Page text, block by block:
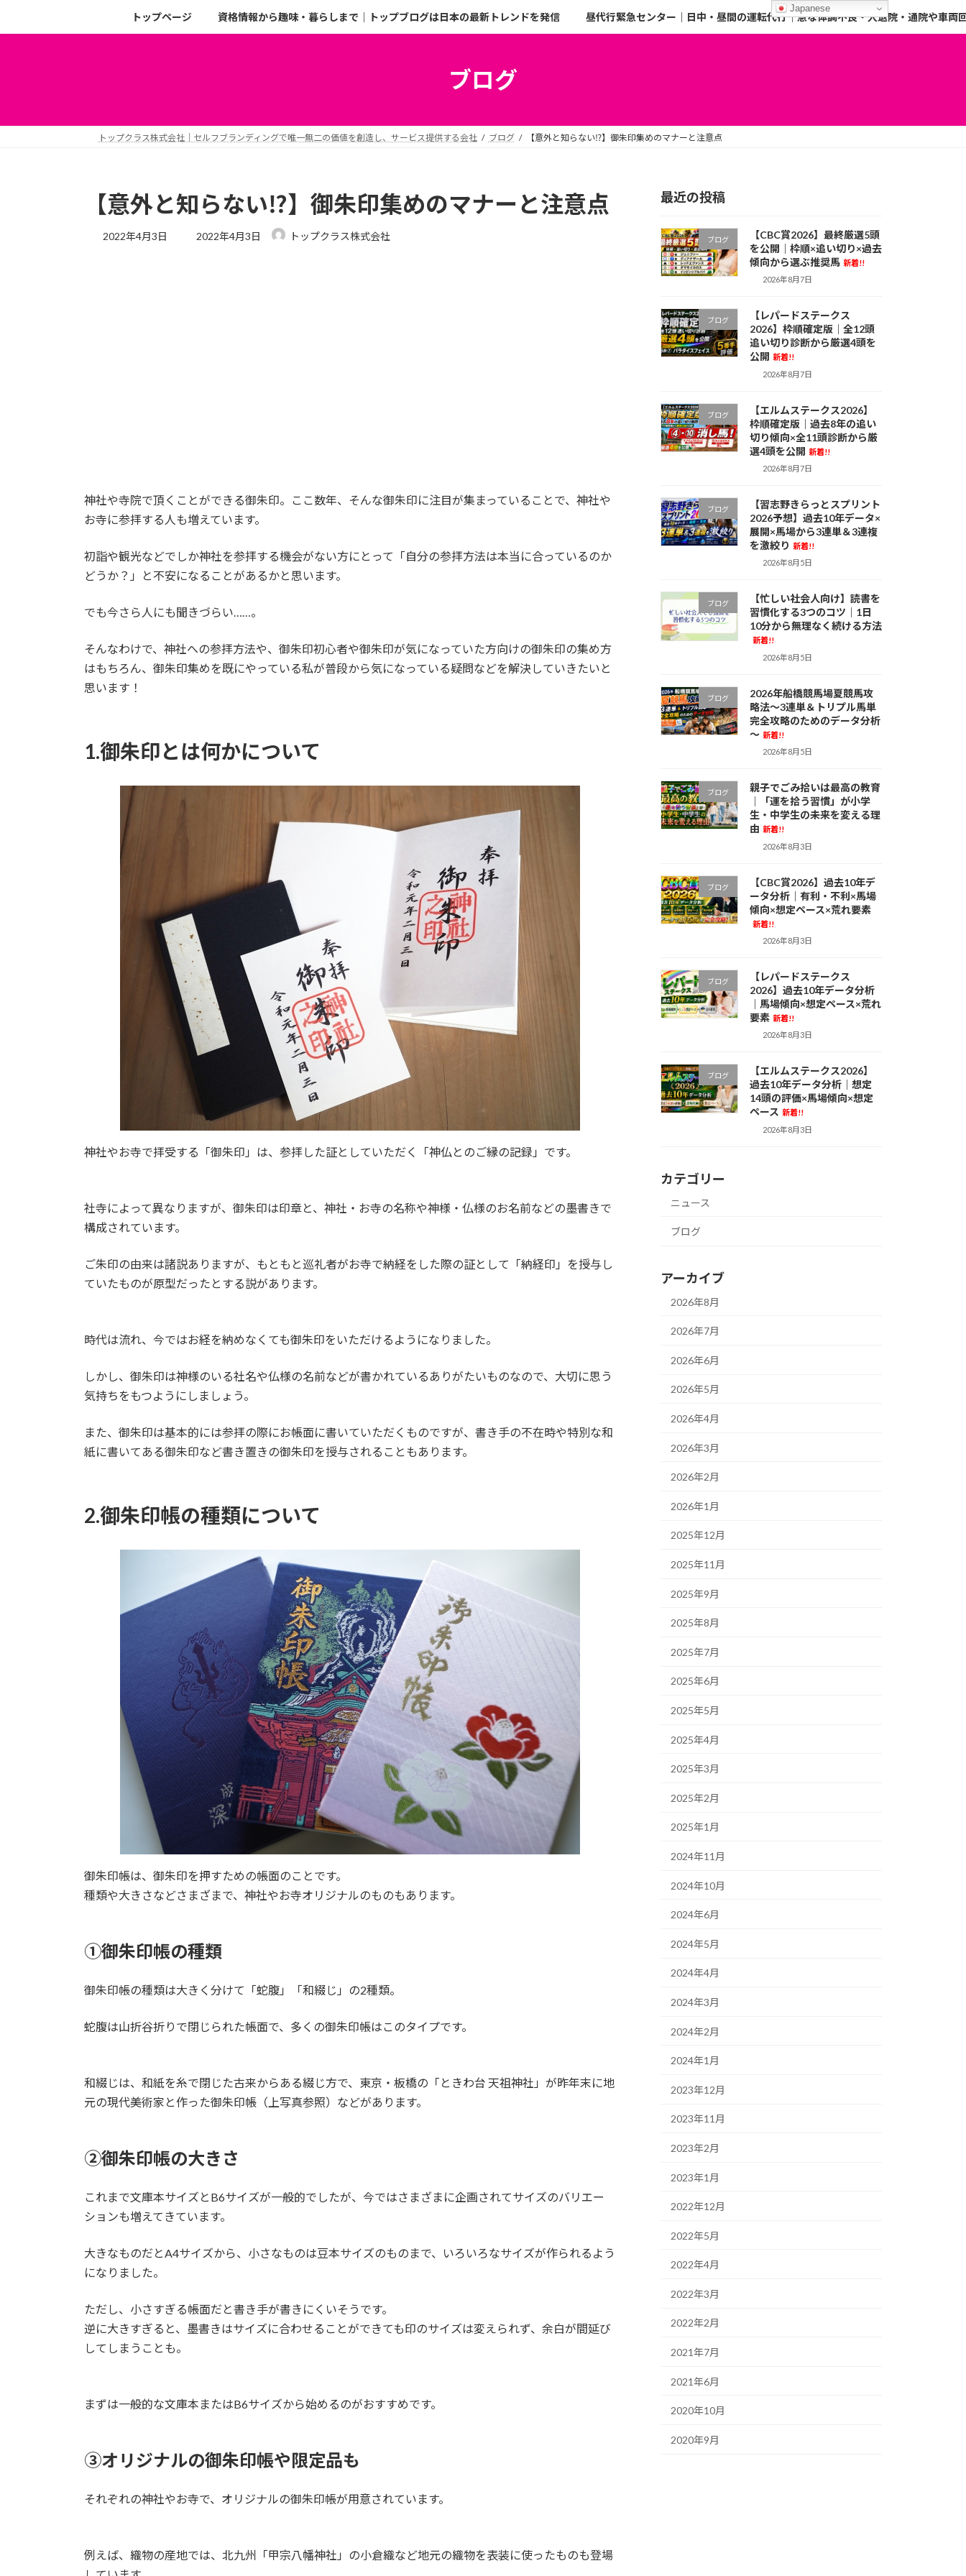
トップページ 資格情報から趣味・暮らしまで｜トップブログは日本の最新トレンドを発信 昼代行緊急センター｜日中・昼間の運転代行｜急な体調不良・入退院・通院や車両
ブログ
トップクラス株式会社｜セルフブランディングで唯一無二の価値を創造し、サービス提供する会社 ブログ 【意外と知らない⁉︎】御朱印集めのマナーと注意点
【意外と知らない⁉︎】御朱印集めのマナーと注意点
2022年4月3日 2022年4月3日 トップクラス株式会社
神社や寺院で頂くことができる御朱印。ここ数年、そんな御朱印に注目が集まっていることで、神社や
お寺に参拝する人も増えています。
初詣や観光などでしか神社を参拝する機会がない方にとって「自分の参拝方法は本当に合っているのか
どうか？」と不安になることがあるかと思います。
でも今さら人にも聞きづらい……。
そんなわけで、神社への参拝方法や、御朱印初心者や御朱印が気になっていた方向けの御朱印の集め方
はもちろん、御朱印集めを既にやっている私が普段から気になっている疑問などを解決していきたいと
思います！
1.御朱印とは何かについて
神社やお寺で拝受する「御朱印」は、参拝した証としていただく「神仏とのご縁の記録」です。
社寺によって異なりますが、御朱印は印章と、神社・お寺の名称や神様・仏様のお名前などの墨書きで
構成されています。
ご朱印の由来は諸説ありますが、もともと巡礼者がお寺で納経をした際の証として「納経印」を授与し
ていたものが原型だったとする説があります。
時代は流れ、今ではお経を納めなくても御朱印をいただけるようになりました。
しかし、御朱印は神様のいる社名や仏様の名前などが書かれているありがたいものなので、大切に思う
気持ちをもつようにしましょう。
また、御朱印は基本的には参拝の際にお帳面に書いていただくものですが、書き手の不在時や特別な和
紙に書いてある御朱印など書き置きの御朱印を授与されることもあります。
2.御朱印帳の種類について
御朱印帳は、御朱印を押すための帳面のことです。
種類や大きさなどさまざまで、神社やお寺オリジナルのものもあります。
①御朱印帳の種類
御朱印帳の種類は大きく分けて「蛇腹」「和綴じ」の2種類。
蛇腹は山折谷折りで閉じられた帳面で、多くの御朱印帳はこのタイプです。
和綴じは、和紙を糸で閉じた古来からある綴じ方で、東京・板橋の「ときわ台 天祖神社」が昨年末に地
元の現代美術家と作った御朱印帳（上写真参照）などがあります。
②御朱印帳の大きさ
これまで文庫本サイズとB6サイズが一般的でしたが、今ではさまざまに企画されてサイズのバリエー
ションも増えてきています。
大きなものだとA4サイズから、小さなものは豆本サイズのものまで、いろいろなサイズが作られるよう
になりました。
ただし、小さすぎる帳面だと書き手が書きにくいそうです。
逆に大きすぎると、墨書きはサイズに合わせることができても印のサイズは変えられず、余白が間延び
してしまうことも。
まずは一般的な文庫本またはB6サイズから始めるのがおすすめです。
③オリジナルの御朱印帳や限定品も
それぞれの神社やお寺で、オリジナルの御朱印帳が用意されています。
例えば、織物の産地では、北九州「甲宗八幡神社」の小倉織など地元の織物を表装に使ったものも登場
最近の投稿
ブログ
【CBC賞2026】最終厳選5頭
を公開｜枠順×追い切り×過去
傾向から選ぶ推奨馬 新着!!
2026年8月7日
ブログ
【レパードステークス
2026】枠順確定版｜全12頭
追い切り診断から厳選4頭を
公開 新着!!
2026年8月7日
ブログ
【エルムステークス2026】
枠順確定版｜過去8年の追い
切り傾向×全11頭診断から厳
選4頭を公開 新着!!
2026年8月7日
ブログ
【習志野きらっとスプリント
2026予想】過去10年データ×
展開×馬場から3連単＆3連複
を激絞り 新着!!
2026年8月5日
ブログ
【忙しい社会人向け】読書を
習慣化する3つのコツ｜1日
10分から無理なく続ける方法
新着!!
2026年8月5日
ブログ
2026年船橋競馬場夏競馬攻
略法～3連単＆トリプル馬単
完全攻略のためのデータ分析
～ 新着!!
2026年8月5日
ブログ
親子でごみ拾いは最高の教育
｜「運を拾う習慣」が小学
生・中学生の未来を変える理
由 新着!!
2026年8月3日
ブログ
【CBC賞2026】過去10年デ
ータ分析｜有利・不利×馬場
傾向×想定ペース×荒れ要素
新着!!
2026年8月3日
ブログ
【レパードステークス
2026】過去10年データ分析
｜馬場傾向×想定ペース×荒れ
要素 新着!!
2026年8月3日
ブログ
【エルムステークス2026】
過去10年データ分析｜想定
14頭の評価×馬場傾向×想定
ペース 新着!!
2026年8月3日
カテゴリー
ニュース
ブログ
アーカイブ
2026年8月
2026年7月
2026年6月
2026年5月
2026年4月
2026年3月
2026年2月
2026年1月
2025年12月
2025年11月
2025年9月
2025年8月
2025年7月
2025年6月
2025年5月
2025年4月
2025年3月
2025年2月
2025年1月
2024年11月
2024年10月
2024年6月
2024年5月
2024年4月
2024年3月
2024年2月
2024年1月
2023年12月
2023年11月
2023年2月
2023年1月
2022年12月
2022年5月
2022年4月
2022年3月
2022年2月
2021年7月
2021年6月
2020年10月
2020年9月
Japanese